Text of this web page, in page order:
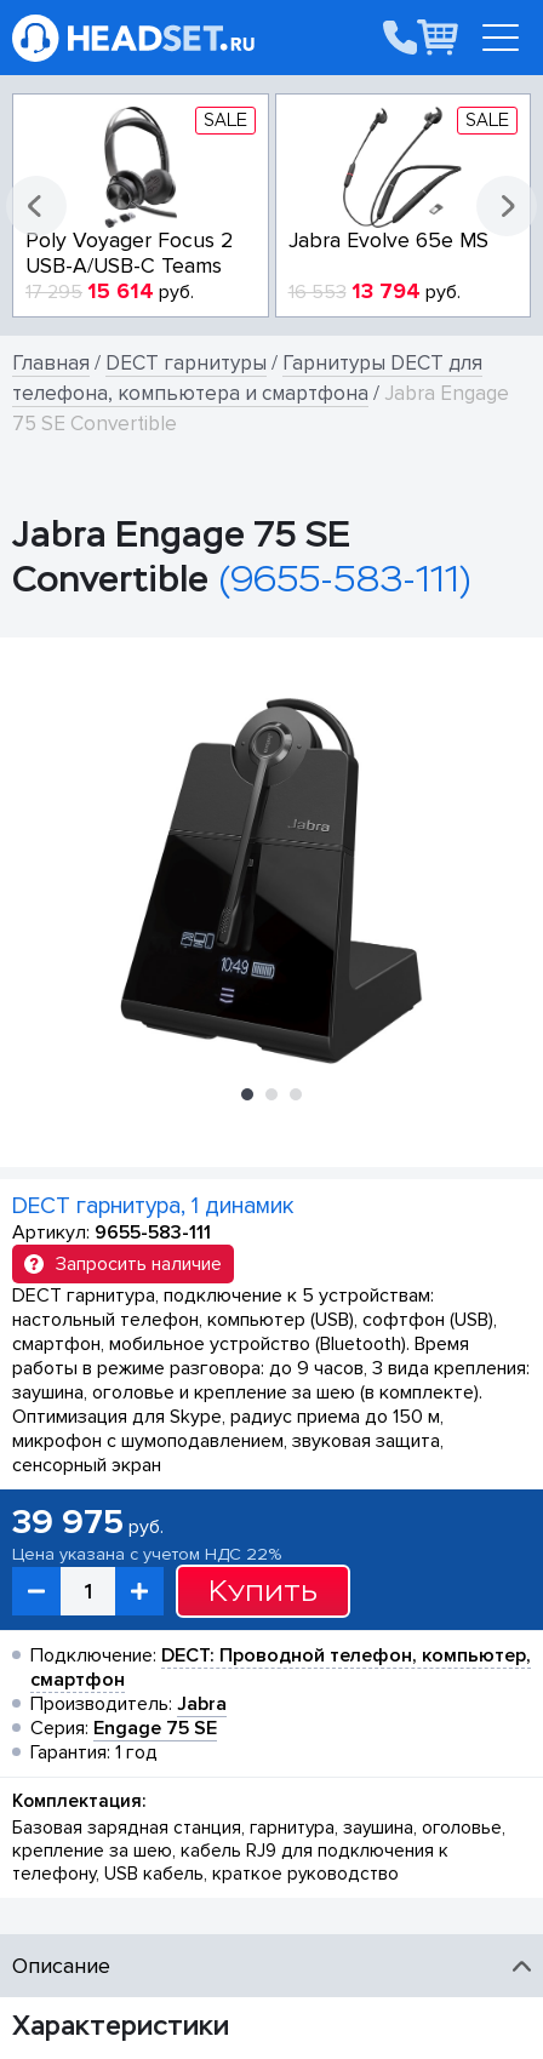
SALE
Poly Voyager Focus 2
USB-A/USB-C Teams
17 295 15 614 руб.
SALE
Jabra Evolve 65e MS
16 553 13 794 руб.
Главная / DECT гарнитуры / Гарнитуры DECT для
телефона, компьютера и смартфона / Jabra Engage
75 SE Convertible
Jabra Engage 75 SE
Convertible (9655-583-111)
DECT гарнитура, 1 динамик
Артикул: 9655-583-111
Запросить наличие
DECT гарнитура, подключение к 5 устройствам:
настольный телефон, компьютер (USB), софтфон (USB),
смартфон, мобильное устройство (Bluetooth). Время
работы в режиме разговора: до 9 часов, 3 вида крепления:
заушина, оголовье и крепление за шею (в комплекте).
Оптимизация для Skype, радиус приема до 150 м,
микрофон с шумоподавлением, звуковая защита,
сенсорный экран
39 975 руб.
Цена указана с учетом НДС 22%
Купить
Подключение: DECT: Проводной телефон, компьютер,
смартфон
Производитель: Jabra
Серия: Engage 75 SE
Гарантия: 1 год
Комплектация:
Базовая зарядная станция, гарнитура, заушина, оголовье,
крепление за шею, кабель RJ9 для подключения к
телефону, USB кабель, краткое руководство
Описание
Характеристики